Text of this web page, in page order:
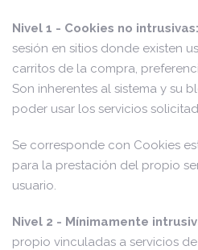
Nivel 1 - Cookies no intrusivas:
sesión en sitios donde existen
carritos de la compra,
Son inherentes al sistema y su
poder usar los servicios
Se corresponde con Cookies
para la prestación del propio
usuario.
Nivel 2 - Mínimamente
propio vinculadas a servicios